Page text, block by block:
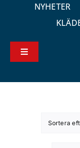
NYHETER
Toggle
Sortera